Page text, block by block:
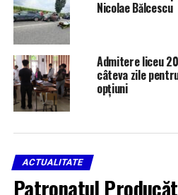
Nicolae Bălcescu
Admitere liceu
câteva zile
opțiuni
ACTUALITATE
Patronatul